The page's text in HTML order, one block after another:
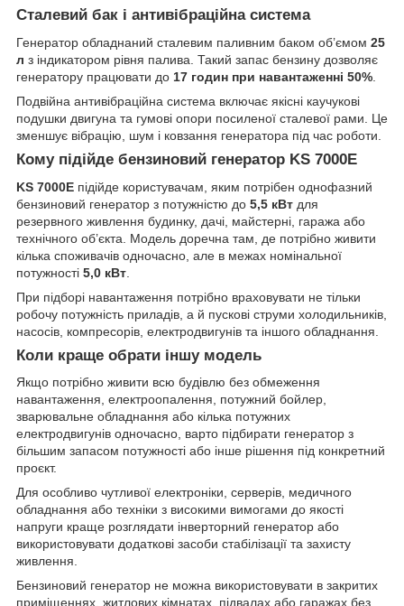
Сталевий бак і антивібраційна система
Генератор обладнаний сталевим паливним баком об’ємом 25
л з індикатором рівня палива. Такий запас бензину дозволяє
генератору працювати до 17 годин при навантаженні 50%
Подвійна антивібраційна система включає якісні каучукові
подушки двигуна та гумові опори посиленої сталевої рами. Це
зменшує вібрацію, шум і ковзання генератора під час роботи.
Кому підійде бензиновий генератор KS 7000E
KS 7000E підійде користувачам, яким потрібен однофазний
бензиновий генератор з потужністю до 5,5 кВт для
резервного живлення будинку, дачі, майстерні, гаража або
технічного об’єкта. Модель доречна там, де потрібно живити
кілька споживачів одночасно, але в межах номінальної
потужності 5,0 кВт
При підборі навантаження потрібно враховувати не тільки
робочу потужність приладів, а й пускові струми холодильників,
насосів, компресорів, електродвигунів та іншого обладнання.
Коли краще обрати іншу модель
Якщо потрібно живити всю будівлю без обмеження
навантаження, електроопалення, потужний бойлер,
зварювальне обладнання або кілька потужних
електродвигунів одночасно, варто підбирати генератор з
більшим запасом потужності або інше рішення під конкретний
проєкт.
Для особливо чутливої електроніки, серверів, медичного
обладнання або техніки з високими вимогами до якості
напруги краще розглядати інверторний генератор або
використовувати додаткові засоби стабілізації та захисту
живлення.
Бензиновий генератор не можна використовувати в закритих
приміщеннях, житлових кімнатах, підвалах або гаражах без